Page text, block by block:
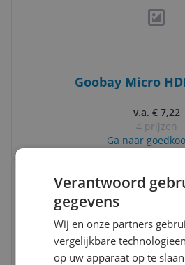
Goobay Micro
v.a. € 7,22
4 prijzen
Ga naar
Vergelijken
Verantwoord
gegevens
Wij en onze partners
vergelijkbare
op uw apparaat op te